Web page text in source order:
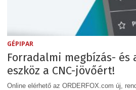
GÉPIPAR
Forradalmi megbízás-
eszköz a CNC-jövőért!
Online elérhető az ORDERFOX.com új,